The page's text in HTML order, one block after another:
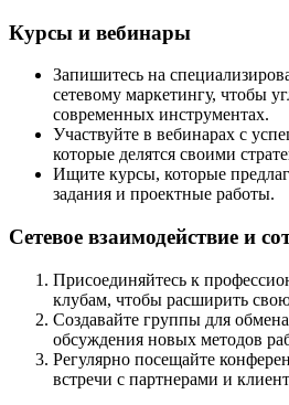
Курсы и вебинары
Запишитесь на
сетевому маркетингу, чтобы
современных инструментах.
Участвуйте в вебинарах с
которые делятся своими
Ищите курсы, которые
задания и проектные работы.
Сетевое взаимодействие и
Присоединяйтесь к
клубам, чтобы расширить свою
Создавайте группы для
обсуждения новых методов
Регулярно посещайте
встречи с партнерами и